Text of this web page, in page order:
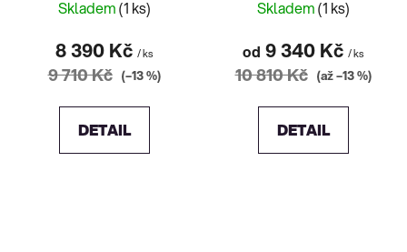
Skladem(1 ks)
8 390 Kč / ks
9 710 Kč (–13 %)
DETAIL
Skladem(1 ks)
od 9 340 Kč / ks
10 810 Kč (až –13 %)
DETAIL